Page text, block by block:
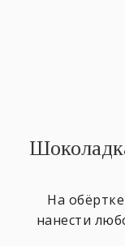
На
нанести